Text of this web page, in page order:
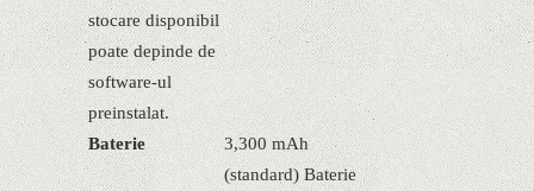
stocare disponibil
poate depinde de
software-ul
preinstalat.
Baterie
3,300 mAh
(standard) Baterie